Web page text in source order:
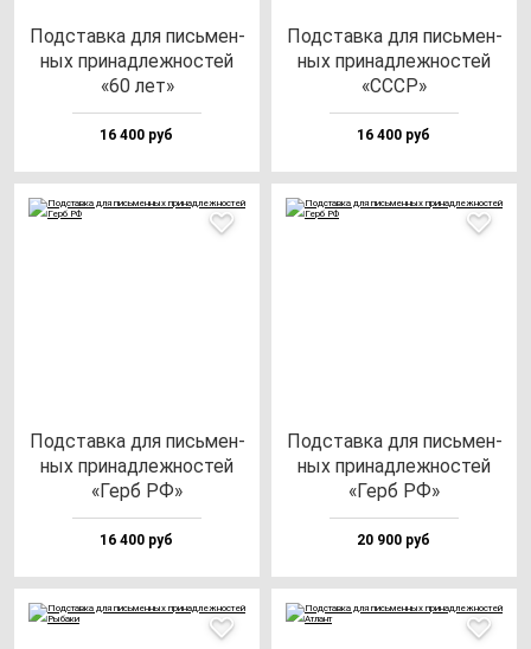
Под­став­ка для пись­мен­
ных при­над­леж­нос­тей
«60 лет»
16 400 руб
Под­став­ка для пись­мен­
ных при­над­леж­нос­тей
«СССР»
16 400 руб
Под­став­ка для пись­мен­
ных при­над­леж­нос­тей
«Герб РФ»
16 400 руб
Под­став­ка для пись­мен­
ных при­над­леж­нос­тей
«Герб РФ»
20 900 руб